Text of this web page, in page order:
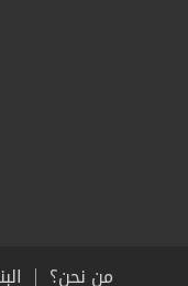
من نحن؟